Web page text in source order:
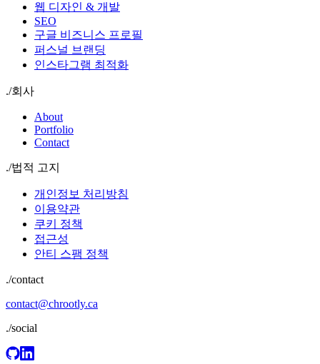
웹 디자인 & 개발
SEO
구글 비즈니스 프로필
퍼스널 브랜딩
인스타그램 최적화
./회사
About
Portfolio
Contact
./법적 고지
개인정보 처리방침
이용약관
쿠키 정책
접근성
안티 스팸 정책
./contact
contact@chrootly.ca
./social